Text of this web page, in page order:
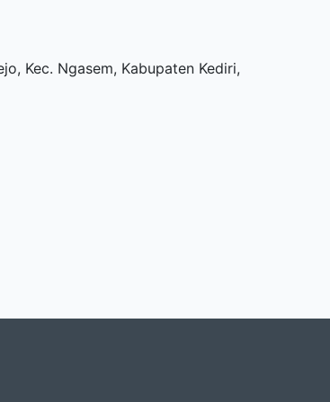
Kec. Ngasem, Kabupaten Kediri,